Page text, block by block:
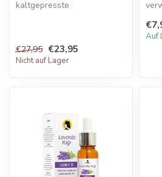
kaltgepresste
€27,95 €23,95
Nicht auf Lager
Auf